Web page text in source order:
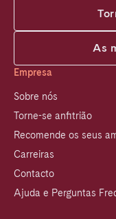
As
Empresa
Sobre nós
Torne-se anfitrião
Recomende os seus
Carreiras
Contacto
Ajuda e Perguntas